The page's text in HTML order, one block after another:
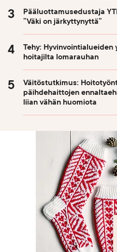
Pääluottamusedustaja
”Väki on järkyttynyttä”
Tehy:
hoitajilta lomarauhan
Väitöstutkimus:
päihdehaittojen
liian vähän huomiota